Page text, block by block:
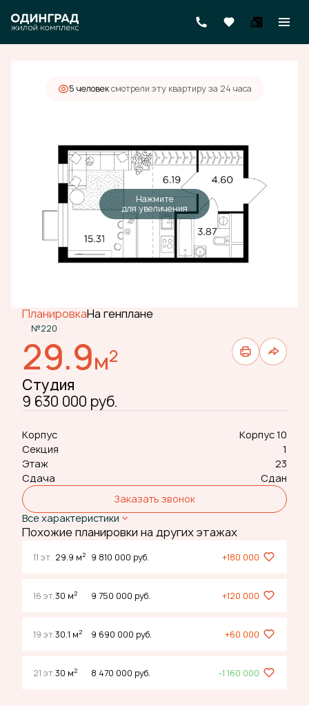
Студия29.9 м 9 630 000 руб.
5 человексмотрели эту квартиру за 24 часа
Нажмите
для увеличения
ПланировкаНа генплане
№220
29.9м2
Студия
9 630 000 руб.
Корпус
Корпус 10
Секция
1
Этаж
23
Сдача
Сдан
Заказать звонок
Все характеристики
Похожие планировки на других этажах
11 эт. 29.9 м2 9 810 000 руб. +180 000
16 эт.30 м2 9 750 000 руб. +120 000
19 эт.30.1 м2 9 690 000 руб. +60 000
21 эт.30 м2 8 470 000 руб. -1 160 000